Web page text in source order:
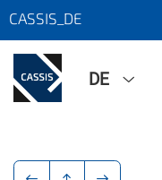
CASSIS_DE
DE